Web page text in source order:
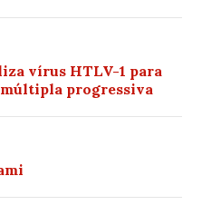
vírus HTLV-1 para
progressiva